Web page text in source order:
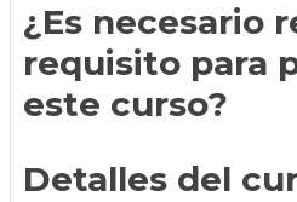
¿Es necesario
requisito para
este curso?
Detalles del